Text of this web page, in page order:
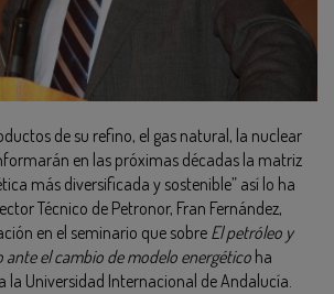
de su refino, el gas natural, la nuclear
en las próximas décadas la matriz
más diversificada y sostenible” así lo ha
Técnico de Petronor, Fran Fernández,
en el seminario que sobre El petróleo y
ante el cambio de modelo energético ha
la Universidad Internacional de Andalucía.